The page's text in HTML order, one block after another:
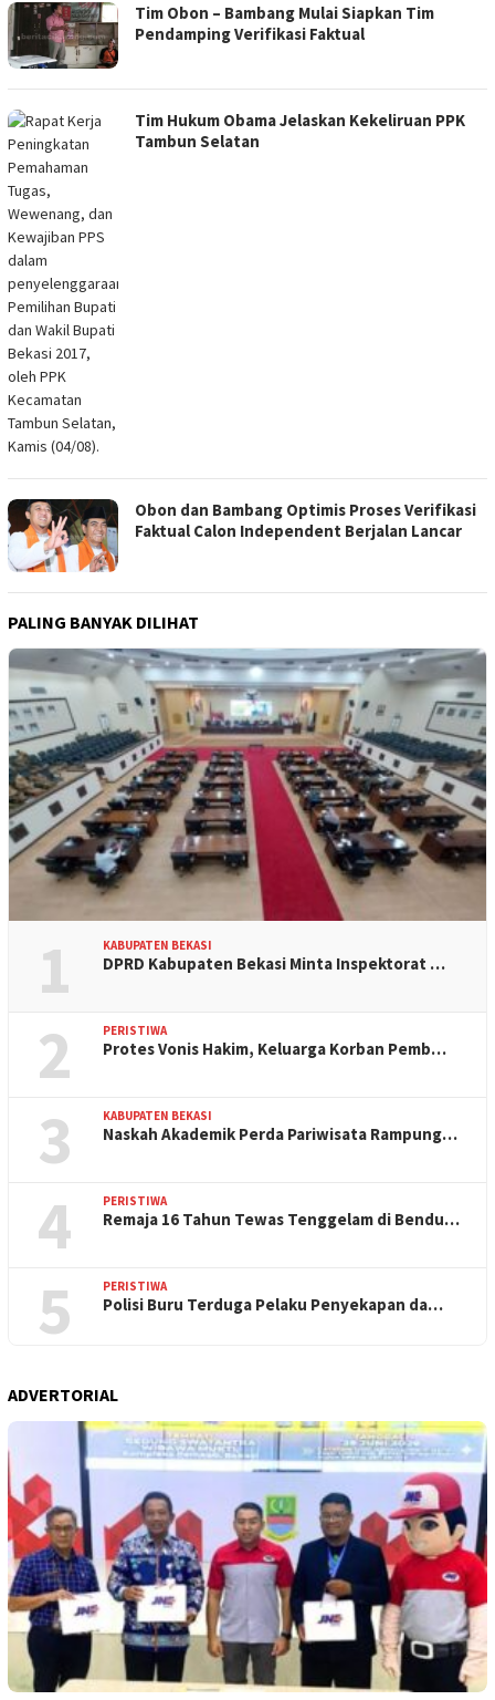
Tim Obon – Bambang Mulai Siapkan Tim
Pendamping Verifikasi Faktual
Tim Hukum Obama Jelaskan Kekeliruan PPK
Tambun Selatan
Obon dan Bambang Optimis Proses Verifikasi
Faktual Calon Independent Berjalan Lancar
PALING BANYAK DILIHAT
1 KABUPATEN BEKASI
DPRD Kabupaten Bekasi Minta Inspektorat …
2 PERISTIWA
Protes Vonis Hakim, Keluarga Korban Pemb…
3 KABUPATEN BEKASI
Naskah Akademik Perda Pariwisata Rampung…
4 PERISTIWA
Remaja 16 Tahun Tewas Tenggelam di Bendu…
5 PERISTIWA
Polisi Buru Terduga Pelaku Penyekapan da…
ADVERTORIAL